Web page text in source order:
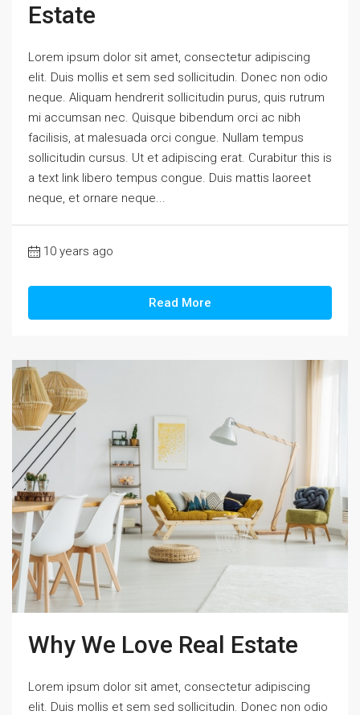
Estate
Lorem ipsum dolor sit amet, consectetur adipiscing
elit. Duis mollis et sem sed sollicitudin. Donec non odio
neque. Aliquam hendrerit sollicitudin purus, quis rutrum
mi accumsan nec. Quisque bibendum orci ac nibh
facilisis, at malesuada orci congue. Nullam tempus
sollicitudin cursus. Ut et adipiscing erat. Curabitur this is
a text link libero tempus congue. Duis mattis laoreet
neque, et ornare neque...
10 years ago
Read More
Why We Love Real Estate
Lorem ipsum dolor sit amet, consectetur adipiscing
elit. Duis mollis et sem sed sollicitudin. Donec non odio